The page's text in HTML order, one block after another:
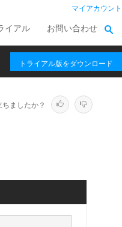
マイアカウント
イアル お問い合わせ
トライアル版をダウンロード
ましたか？